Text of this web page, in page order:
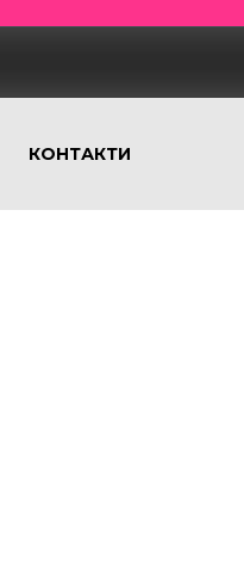
КОНТАКТИ